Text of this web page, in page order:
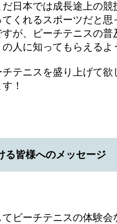
日本では成長途上の
くれるスポーツだと思
が、ビーチテニスの
人に知ってもらえるよ
テニスを盛り上げて欲
！
る皆様へのメッセージ
ビーチテニスの体験